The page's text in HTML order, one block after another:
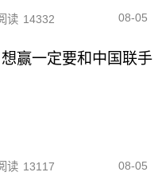
读 14332 08-05
赢一定要和中国联手
读 13117 08-05